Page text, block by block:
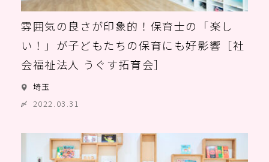
雰囲気の良さが印象的！保育士の「楽し
い！」が子どもたちの保育にも好影響［社
会福祉法人 うぐす拓育会］
埼玉
2022.03.31